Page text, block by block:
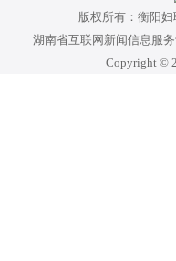
版权所有：衡阳妇
湖南省互联网新闻信息服
Copyright ©